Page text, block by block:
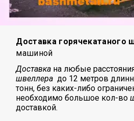
Доставка горячекатаного
машиной
Доставка на любые
швеллера до 12 метров
тонн, без каких-либо
необходимо большое кол-во
доставкой.